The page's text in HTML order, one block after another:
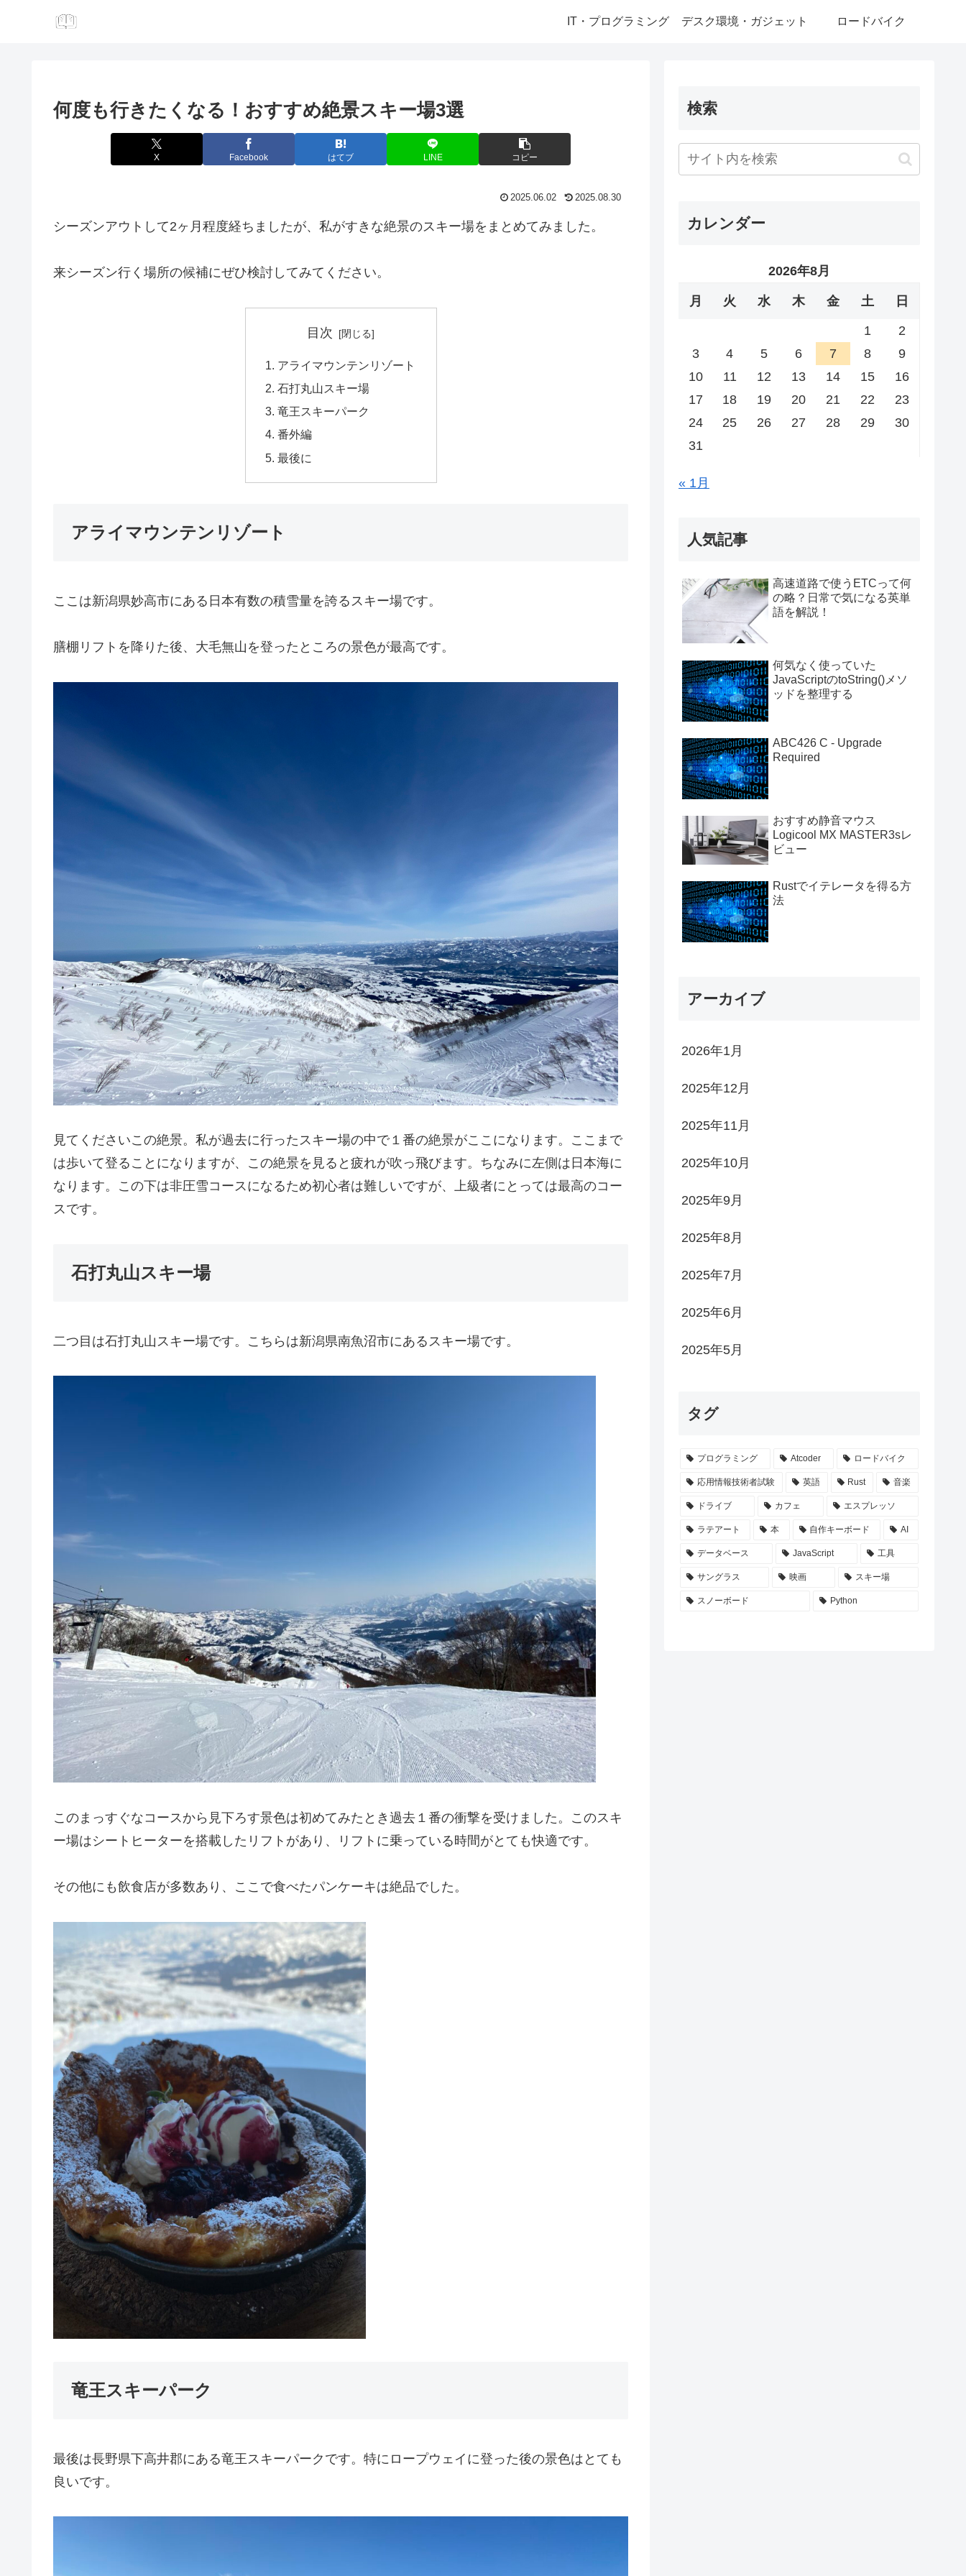
IT・プログラミング デスク環境・ガジェット ロードバイク
何度も行きたくなる！おすすめ絶景スキー場3選
X Facebook はてブ LINE コピー
2025.06.02 2025.08.30
シーズンアウトして2ヶ月程度経ちましたが、私がすきな絶景のスキー場をまとめてみました。
来シーズン行く場所の候補にぜひ検討してみてください。
目次
アライマウンテンリゾート
石打丸山スキー場
竜王スキーパーク
番外編
最後に
アライマウンテンリゾート
ここは新潟県妙高市にある日本有数の積雪量を誇るスキー場です。
膳棚リフトを降りた後、大毛無山を登ったところの景色が最高です。
見てくださいこの絶景。私が過去に行ったスキー場の中で１番の絶景がここになります。ここまで
は歩いて登ることになりますが、この絶景を見ると疲れが吹っ飛びます。ちなみに左側は日本海に
なります。この下は非圧雪コースになるため初心者は難しいですが、上級者にとっては最高のコー
スです。
石打丸山スキー場
二つ目は石打丸山スキー場です。こちらは新潟県南魚沼市にあるスキー場です。
このまっすぐなコースから見下ろす景色は初めてみたとき過去１番の衝撃を受けました。このスキ
ー場はシートヒーターを搭載したリフトがあり、リフトに乗っている時間がとても快適です。
その他にも飲食店が多数あり、ここで食べたパンケーキは絶品でした。
竜王スキーパーク
最後は長野県下高井郡にある竜王スキーパークです。特にロープウェイに登った後の景色はとても
良いです。
検索
カレンダー
2026年8月
月 火 水 木 金 土 日
1
2
3
4 5 6 7 8
9
10
11 12 13 14 15
16
17
18 19 20 21 22
23
24
25 26 27 28 29
30
31
« 1月
人気記事
高速道路で使うETCって何
の略？日常で気になる英単
語を解説！
何気なく使っていた
JavaScriptのtoString()メソ
ッドを整理する
ABC426 C - Upgrade
Required
おすすめ静音マウス
Logicool MX MASTER3sレ
ビュー
Rustでイテレータを得る方
法
アーカイブ
2026年1月
2025年12月
2025年11月
2025年10月
2025年9月
2025年8月
2025年7月
2025年6月
2025年5月
タグ
プログラミング Atcoder ロードバイク
応用情報技術者試験 英語 Rust 音楽
ドライブ カフェ エスプレッソ
ラテアート 本 自作キーボード AI
データベース JavaScript 工具
サングラス 映画 スキー場
スノーボード Python